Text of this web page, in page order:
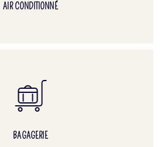
AIR CONDITIONNÉ
BAGAGERIE